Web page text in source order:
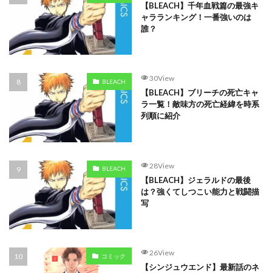
【BLEACH】千年血戦篇の最強キ
ャラランキング！一番強いのは
誰？
BLEACH 30View
【BLEACH】ブリーチの死亡キャ
ラ一覧！敵味方の死亡経緯を時系
列順に紹介
BLEACH 28View
【BLEACH】ジェラルドの最後
は？強くてしつこい能力と戦闘描
写
コミック 26View
【シンジュウエンド】最新話のネ